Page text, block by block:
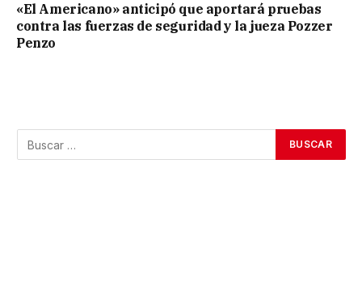
«El Americano» anticipó que aportará pruebas
contra las fuerzas de seguridad y la jueza Pozzer
Penzo